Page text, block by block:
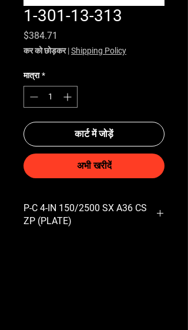
1-301-13-313
$384.71
कर को छोड़कर|Shipping Policy
मात्रा *
कार्ट में जोड़ें
अभी खरीदें
P-C 4-IN 150/2500 SX A36 CS
ZP (PLATE)